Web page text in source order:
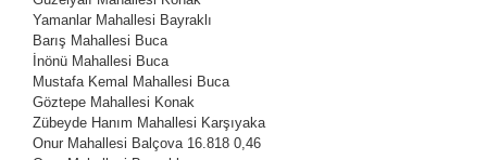
Yamanlar Mahallesi Bayraklı
Barış Mahallesi Buca
İnönü Mahallesi Buca
Mustafa Kemal Mahallesi Buca
Göztepe Mahallesi Konak
Zübeyde Hanım Mahallesi Karşıyaka
Onur Mahallesi Balçova 16.818 0,46